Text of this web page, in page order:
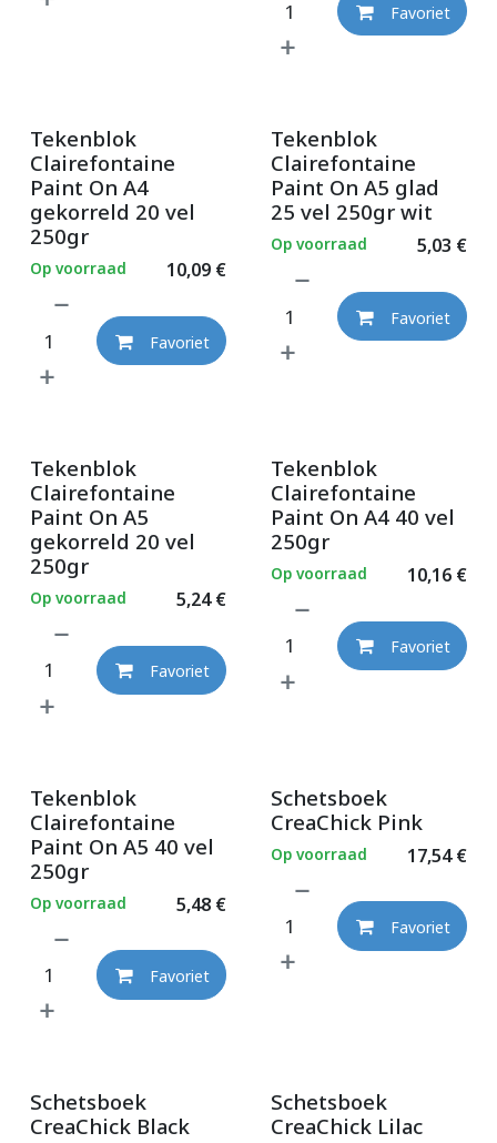
Favoriet
Tekenblok
Clairefontaine
Paint On A4
gekorreld 20 vel
250gr
10,09€
Op voorraad
Favoriet
Tekenblok
Clairefontaine
Paint On A5 glad
25 vel 250gr wit
5,03 €
Op voorraad
Favoriet
Tekenblok
Clairefontaine
Paint On A5
gekorreld 20 vel
250gr
5,24€
Op voorraad
Favoriet
Tekenblok
Clairefontaine
Paint On A4 40 vel
250gr
10,16€
Op voorraad
Favoriet
Tekenblok
Clairefontaine
Paint On A5 40 vel
250gr
5,48€
Op voorraad
Favoriet
Schetsboek
CreaChick Pink
17,54€
Op voorraad
Favoriet
Schetsboek
CreaChick Black
Schetsboek
CreaChick Lilac